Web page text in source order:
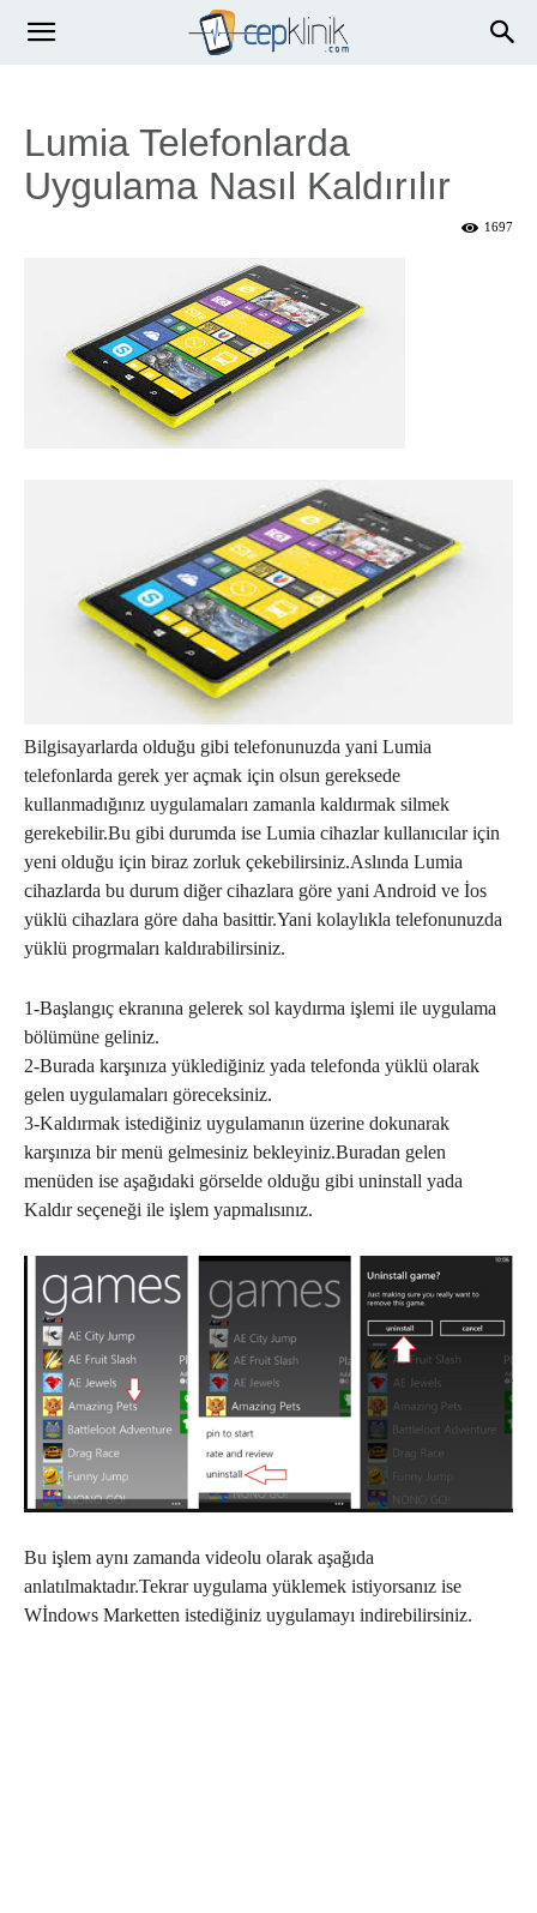
Lumia Telefonlarda
Uygulama Nasıl Kaldırılır
1697
Bilgisayarlarda olduğu gibi telefonunuzda yani Lumia
telefonlarda gerek yer açmak için olsun gereksede
kullanmadığınız uygulamaları zamanla kaldırmak silmek
gerekebilir.Bu gibi durumda ise Lumia cihazlar kullanıcılar için
yeni olduğu için biraz zorluk çekebilirsiniz.Aslında Lumia
cihazlarda bu durum diğer cihazlara göre yani Android ve İos
yüklü cihazlara göre daha basittir.Yani kolaylıkla telefonunuzda
yüklü progrmaları kaldırabilirsiniz.
1-Başlangıç ekranına gelerek sol kaydırma işlemi ile uygulama
bölümüne geliniz.
2-Burada karşınıza yüklediğiniz yada telefonda yüklü olarak
gelen uygulamaları göreceksiniz.
3-Kaldırmak istediğiniz uygulamanın üzerine dokunarak
karşınıza bir menü gelmesiniz bekleyiniz.Buradan gelen
menüden ise aşağıdaki görselde olduğu gibi uninstall yada
Kaldır seçeneği ile işlem yapmalısınız.
Bu işlem aynı zamanda videolu olarak aşağıda
anlatılmaktadır.Tekrar uygulama yüklemek istiyorsanız ise
Wİndows Marketten istediğiniz uygulamayı indirebilirsiniz.